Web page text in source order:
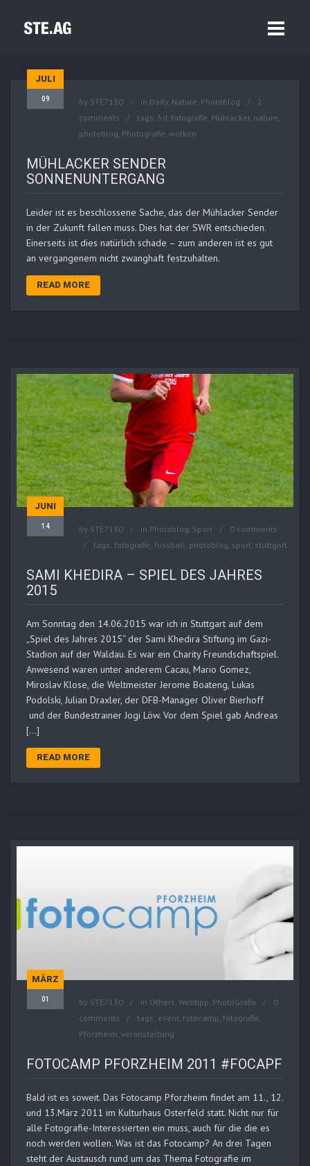
JULI
09 by STE7130 in Daily, Nature, Photoblog
2
comments
tags: 5d, fotografie, Mühlacker, nature,
photoblog, Photografie, wolken
MÜHLACKER SENDER
SONNENUNTERGANG
Leider ist es beschlossene Sache, das der Mühlacker Sender
in der Zukunft fallen muss. Dies hat der SWR entschieden.
Einerseits ist dies natürlich schade – zum anderen ist es gut
an vergangenem nicht zwanghaft festzuhalten.
READ MORE
JUNI
14 by STE7130 in Photoblog, Sport
0 comments
tags: fotografie, fussball, photoblog, sport, stuttgart
SAMI KHEDIRA – SPIEL DES JAHRES
2015
Am Sonntag den 14.06.2015 war ich in Stuttgart auf dem
„Spiel des Jahres 2015“ der Sami Khedira Stiftung im Gazi-
Stadion auf der Waldau. Es war ein Charity Freundschaftspiel.
Anwesend waren unter anderem Cacau, Mario Gomez,
Miroslav Klose, die Weltmeister Jerome Boateng, Lukas
Podolski, Julian Draxler, der DFB-Manager Oliver Bierhoff
und der Bundestrainer Jogi Löw. Vor dem Spiel gab Andreas
[…]
READ MORE
MÄRZ
01 by STE7130 in Others Webtipp, PhotoGrafix
0
comments
tags: event fotocamp fotografie
Pforzheim veranstaltung
FOTOCAMP PFORZHEIM 2011 #FOCAPF
Bald ist es soweit. Das Fotocamp Pforzheim findet am 11., 12.
und 13.März 2011 im Kulturhaus Osterfeld statt. Nicht nur für
alle Fotografie-Interessierten ein muss, auch für die die es
noch werden wollen. Was ist das Fotocamp? An drei Tagen
steht der Austausch rund um das Thema Fotografie im